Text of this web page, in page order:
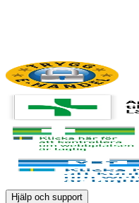
Hjälp och support